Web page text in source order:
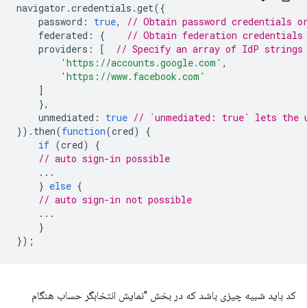
navigator .credentials .get({
password : true,
// Obtain password credentials
federated : {
// Obtain federation
providers : [
// Specify an array of IdP strings
'https://accounts.google.com' ,
'https://www.facebook.com'
]
},
unmediated : true // `unmediated: true` lets the
}). then(function(cred)
{
if (cred)
{
// auto sign-in possible
...
} else {
// auto sign-in not possible
...
}
});
کد باید شبیه چیزی باشد که در بخش "نمایش انتخابگر حساب هنگام